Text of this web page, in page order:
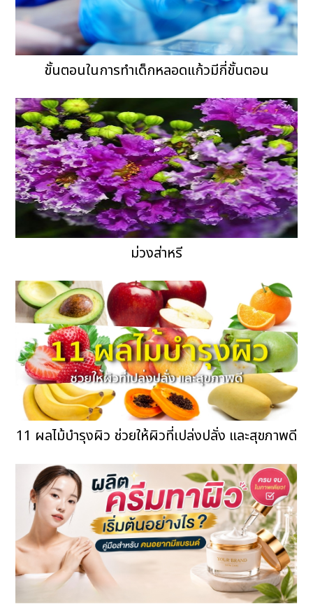
ขั้นตอนในการทำเด็กหลอดแก้วมีกี่ขั้นตอน
ม่วงส่าหรี
11 ผลไม้บำรุงผิว ช่วยให้ผิวที่เปล่งปลั่ง และสุขภาพดี